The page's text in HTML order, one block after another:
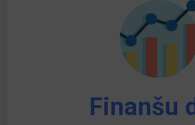
Finanšu